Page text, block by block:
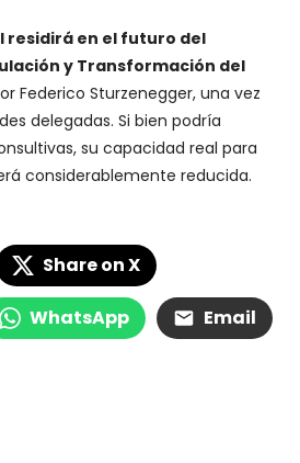
residirá en el futuro del
y Transformación del
Federico Sturzenegger, una vez
delegadas. Si bien podría
su capacidad real para
considerablemente reducida.
Share on X
WhatsApp Email